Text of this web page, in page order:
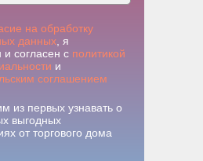
на обработку
данных , я
согласен с политикой
и
соглашением
из первых узнавать о
выгодных
от торгового дома